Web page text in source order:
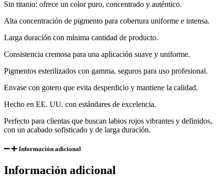
Sin titanio: ofrece un color puro, concentrado y auténtico.
Alta concentración de pigmento para cobertura uniforme e intensa.
Larga duración con mínima cantidad de producto.
Consistencia cremosa para una aplicación suave y uniforme.
Pigmentos esterilizados con gamma, seguros para uso profesional.
Envase con gotero que evita desperdicio y mantiene la calidad.
Hecho en EE. UU. con estándares de excelencia.
Perfecto para clientas que buscan labios rojos vibrantes y definidos,
con un acabado sofisticado y de larga duración.
Información adicional
Información adicional